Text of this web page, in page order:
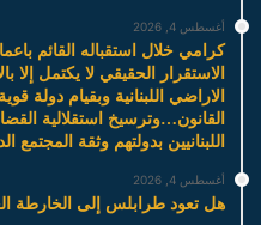
أغسطس 4, 2026
كرامي خلال استقباله القائم
الاستقرار الحقيقي لا يكتمل إلا
الاراضي اللبنانية وبقيام دولة
القانون…وترسيخ استقلالية
اللبنانيين بدولتهم وثقة المجتمع
أغسطس 4, 2026
هل تعود طرابلس إلى الخارطة